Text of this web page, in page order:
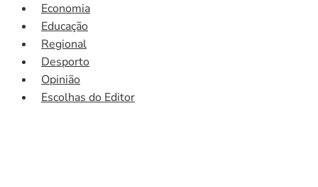
Economia
Educação
Regional
Desporto
Opinião
Escolhas do Editor